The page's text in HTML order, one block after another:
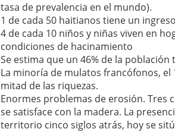
tasa de prevalencia en el mundo).
1 de cada 50 haitianos tiene un
4 de cada 10 niños y niñas viven en
condiciones de hacinamiento
Se estima que un 46% de la
La minoría de mulatos francófonos, el
mitad de las riquezas.
Enormes problemas de erosión. Tres
se satisface con la madera. La
territorio cinco siglos atrás, hoy se